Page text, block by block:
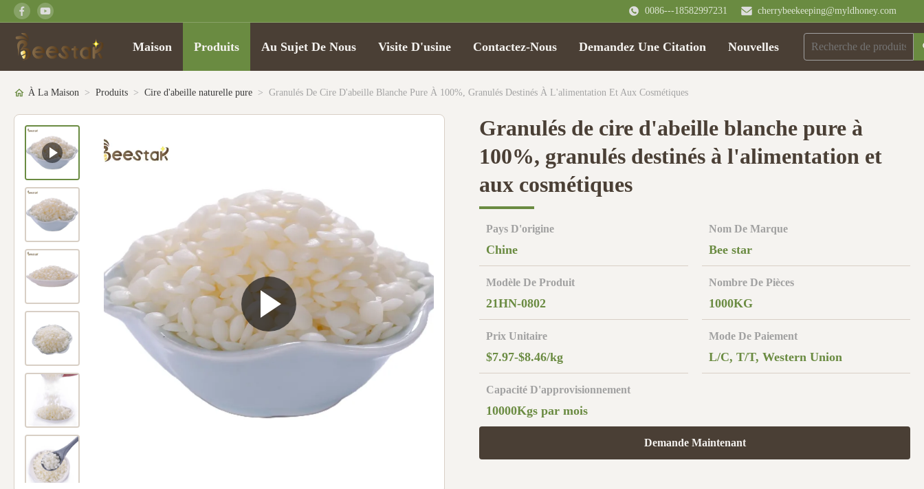
0086---18582997231 cherrybeekeeping@myldhoney.com
Maison Produits Au Sujet De Nous Visite D'usine Contactez-Nous Demandez Une Citation Nouvelles
À La Maison > Produits > Cire d'abeille naturelle pure > Granulés De Cire D'abeille Blanche Pure À 100%, Granulés Destinés À L'alimentation Et Aux Cosmétiques
Granulés de cire d'abeille blanche pure à
100%, granulés destinés à l'alimentation et
aux cosmétiques
Pays D'origine
Chine
Nom De Marque
Bee star
Modèle De Produit
21HN-0802
Nombre De Pièces
1000KG
Prix Unitaire
$7.97-$8.46/kg
Mode De Paiement
L/C, T/T, Western Union
Capacité D'approvisionnement
10000Kgs par mois
Demande Maintenant